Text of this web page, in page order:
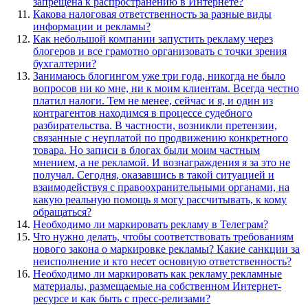
Какова налоговая ответственность за разные виды
информации и рекламы?
Как небольшой компании запустить рекламу через
блогеров и все грамотно организовать с точки зрения
бухгалтерии?
Занимаюсь блогингом уже три года, никогда не было
вопросов ни ко мне, ни к моим клиентам. Всегда честно
платил налоги. Тем не менее, сейчас и я, и один из
контрагентов находимся в процессе судебного
разбирательства. В частности, возникли претензии,
связанные с неуплатой по продвижению конкретного
товара. Но записи в блогах были моим частным
мнением, а не рекламой. И вознаграждения я за это не
получал. Сегодня, оказавшись в такой ситуацией и
взаимодействуя с правоохранительными органами, на
какую реальную помощь я могу рассчитывать, к кому
обращаться?
Необходимо ли маркировать рекламу в Телеграм?
Что нужно делать, чтобы соответствовать требованиям
нового закона о маркировке рекламы? Какие санкции за
неисполнение и кто несет основную ответственность?
Необходимо ли маркировать как рекламу рекламные
материалы, размещаемые на собственном Интернет-
ресурсе и как быть с пресс-релизами?